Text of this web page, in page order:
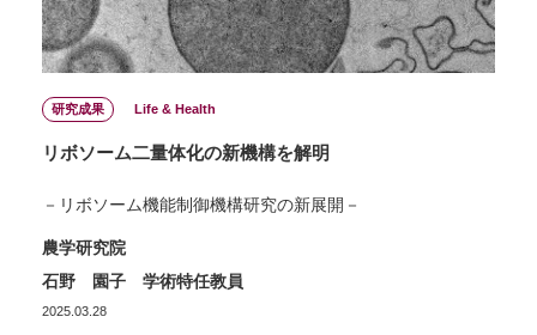
研究成果 Life & Health
リボソーム二量体化の新機構を解明
－リボソーム機能制御機構研究の新展開－
農学研究院
石野 園子 学術特任教員
2025.03.28